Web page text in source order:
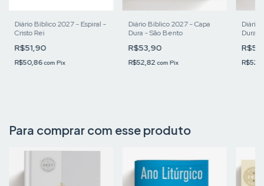
Diário Bíblico 2027 - Espiral -
Cristo Rei
R$51,90
R$50,86com Pix
Diário Bíblico 2027 - Capa
Dura - São Bento
R$53,90
R$52,82com Pix
Diário
Dura -
Para comprar com esse produto